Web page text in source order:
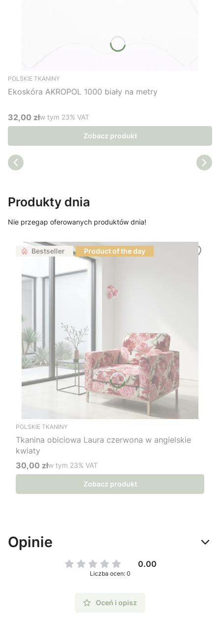
POLSKIE TKANINY
Ekoskóra AKROPOL 1000 biały na metry
Cena brutto
32,00 złw tym %s VAT
w tym 23% VAT
Zobacz produkt
Produkty dnia
Nie przegap oferowanych produktów dnia!
Bestseller Product of the day
POLSKIE TKANINY
Tkanina obiciowa Laura czerwona w angielskie
kwiaty
Cena brutto
30,00 złw tym %s VAT
w tym 23% VAT
Zobacz produkt
Opinie
0.00
Liczba ocen: 0
Oceń i opisz